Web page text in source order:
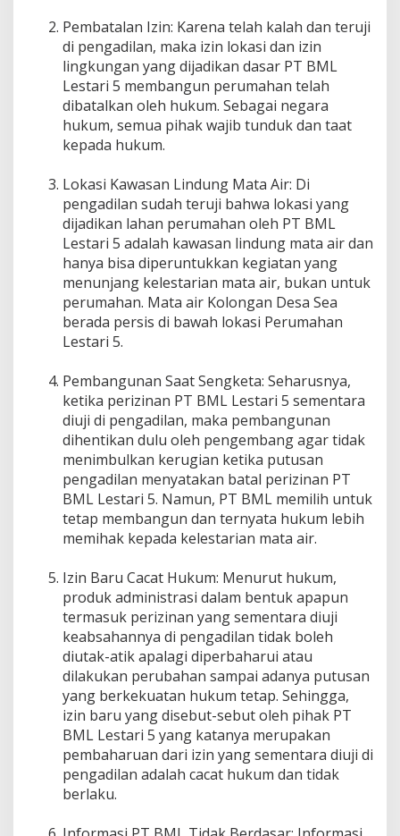
Pembatalan Izin: Karena telah kalah dan teruji
di pengadilan, maka izin lokasi dan izin
lingkungan yang dijadikan dasar PT BML
Lestari 5 membangun perumahan telah
dibatalkan oleh hukum. Sebagai negara
hukum, semua pihak wajib tunduk dan taat
kepada hukum.
Lokasi Kawasan Lindung Mata Air: Di
pengadilan sudah teruji bahwa lokasi yang
dijadikan lahan perumahan oleh PT BML
Lestari 5 adalah kawasan lindung mata air dan
hanya bisa diperuntukkan kegiatan yang
menunjang kelestarian mata air, bukan untuk
perumahan. Mata air Kolongan Desa Sea
berada persis di bawah lokasi Perumahan
Lestari 5.
Pembangunan Saat Sengketa: Seharusnya,
ketika perizinan PT BML Lestari 5 sementara
diuji di pengadilan, maka pembangunan
dihentikan dulu oleh pengembang agar tidak
menimbulkan kerugian ketika putusan
pengadilan menyatakan batal perizinan PT
BML Lestari 5. Namun, PT BML memilih untuk
tetap membangun dan ternyata hukum lebih
memihak kepada kelestarian mata air.
Izin Baru Cacat Hukum: Menurut hukum,
produk administrasi dalam bentuk apapun
termasuk perizinan yang sementara diuji
keabsahannya di pengadilan tidak boleh
diutak-atik apalagi diperbaharui atau
dilakukan perubahan sampai adanya putusan
yang berkekuatan hukum tetap. Sehingga,
izin baru yang disebut-sebut oleh pihak PT
BML Lestari 5 yang katanya merupakan
pembaharuan dari izin yang sementara diuji di
pengadilan adalah cacat hukum dan tidak
berlaku.